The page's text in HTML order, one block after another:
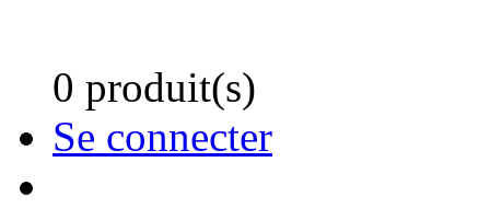
0 produit(s)
Se connecter